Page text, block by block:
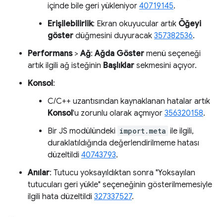
içinde bile geri yükleniyor 40719145.
Erişilebilirlik: Ekran okuyucular artık Öğeyi
göster düğmesini duyuracak 357382536.
Performans>Ağ:Ağda Göster menü seçeneği
artık ilgili ağ isteğinin Başlıklar sekmesini açıyor.
Konsol:
C/C++ uzantısından kaynaklanan hatalar artık
Konsol'u zorunlu olarak açmıyor 356320158.
Bir JS modülündeki import.meta ile ilgili,
duraklatıldığında değerlendirilmeme hatası
düzeltildi 40743793.
Anılar: Tutucu yoksayıldıktan sonra "Yoksayılan
tutucuları geri yükle" seçeneğinin gösterilmemesiyle
ilgili hata düzeltildi 327337527.